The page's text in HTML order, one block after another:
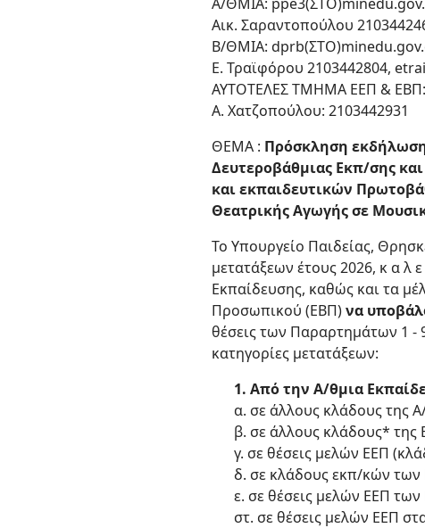
Αικ. Σαραντοπούλου
Β/ΘΜΙΑ:
Ε. Τραϊφόρου 2103442804,
ΑΥΤΟΤΕΛΕΣ ΤΜΗΜΑ ΕΕΠ &
Α. Χατζοπούλου: 2103442931
ΘΕΜΑ : Πρόσκληση
Δευτεροβάθμιας Εκπ/σης
και εκπαιδευτικών
Θεατρικής Αγωγής σε
Το Υπουργείο Παιδείας,
μετατάξεων έτους 2026, κ α λ
Εκπαίδευσης, καθώς και τα
Προσωπικού (ΕΒΠ)να
θέσεις των Παραρτημάτων 1 -
κατηγορίες μετατάξεων:
1. Από την Α/θμια
α. σε άλλους κλάδους της
β. σε άλλους κλάδους* της
γ. σε θέσεις μελών ΕΕΠ
δ. σε κλάδους εκπ/κών
ε. σε θέσεις μελών ΕΕΠ
στ. σε θέσεις μελών ΕΕΠ